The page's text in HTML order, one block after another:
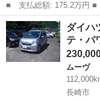
■ 支払総額: 175.2万円 ■ 車両本体価格： 1,665,000 円 ■ メーカ
ー名： ダイハツ ■ 車
ロスターボ ナビ 両側電
テム 禁...
長崎 長崎市 タント
ダイハ
テ・パ
ムーヴ
長崎市